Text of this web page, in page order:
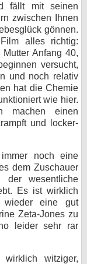
fällt mit seinen
zwischen Ihnen
gönnen.
alles richtig:
Anfang 40,
versucht,
und noch relativ
hat die Chemie
wie hier.
machen einen
und locker-
noch eine
dem Zuschauer
der wesentliche
Es ist wirklich
eine gut
Zeta-Jones zu
leider sehr rar
witziger,